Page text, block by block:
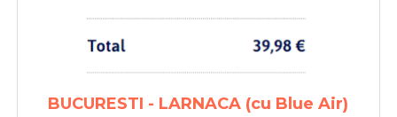
BUCURESTI - LARNACA (cu Blue Air)